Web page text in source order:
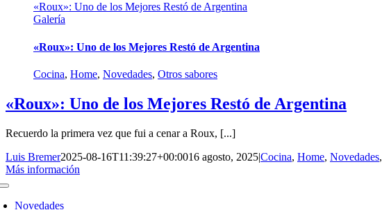
«Roux»: Uno de los Mejores Restó de Argentina
Galería
«Roux»: Uno de los Mejores Restó de Argentina
Cocina, Home, Novedades, Otros sabores
«Roux»: Uno de los Mejores Restó de Argentina
Recuerdo la primera vez que fui a cenar a Roux, [...]
Luis Bremer2025-08-16T11:39:27+00:0016 agosto, 2025|Cocina, Home, Novedades,
Más información
Novedades